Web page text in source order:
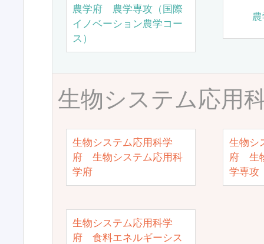
農学府 農学専攻（国際
イノベーション農学コー
ス）
生物システム応用
生物システム応用科学
府 生物システム応用科
学府
生物シ
府 生
学専攻
生物システム応用科学
府 食料エネルギーシス